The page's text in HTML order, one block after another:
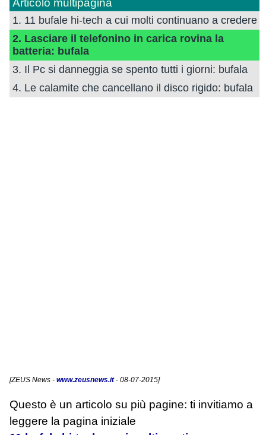
Articolo multipagina
1. 11 bufale hi-tech a cui molti continuano a credere
2. Lasciare il telefonino in carica rovina la
batteria: bufala
3. Il Pc si danneggia se spento tutti i giorni: bufala
4. Le calamite che cancellano il disco rigido: bufala
[ZEUS News - www.zeusnews.it- 08-07-2015]
Questo è un articolo su più pagine: ti invitiamo a
leggere la pagina iniziale